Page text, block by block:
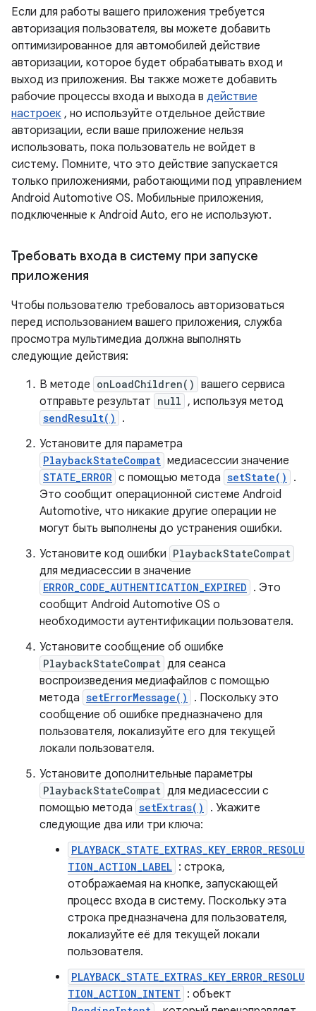
Если для работы вашего приложения требуется
авторизация пользователя, вы можете добавить
оптимизированное для автомобилей действие
авторизации, которое будет обрабатывать вход и
выход из приложения. Вы также можете добавить
рабочие процессы входа и выхода в действие
настроек , но используйте отдельное действие
авторизации, если ваше приложение нельзя
использовать, пока пользователь не войдет в
систему. Помните, что это действие запускается
только приложениями, работающими под управлением
Android Automotive OS. Мобильные приложения,
подключенные к Android Auto, его не используют.
Требовать входа в систему при запуске
приложения
Чтобы пользователю требовалось авторизоваться
перед использованием вашего приложения, служба
просмотра мультимедиа должна выполнять
следующие действия:
В методе onLoadChildren() вашего сервиса
отправьте результат null , используя метод
sendResult()
.
Установите для параметра
PlaybackStateCompat медиасессии значение
STATE_ERROR с помощью метода setState()
.
Это сообщит операционной системе Android
Automotive, что никакие другие операции не
могут быть выполнены до устранения ошибки.
Установите код ошибки PlaybackStateCompat
для медиасессии в значение
ERROR_CODE_AUTHENTICATION_EXPIRED . Это
сообщит Android Automotive OS о
необходимости аутентификации пользователя.
Установите сообщение об ошибке
PlaybackStateCompat для сеанса
воспроизведения медиафайлов с помощью
метода setErrorMessage()
. Поскольку это
сообщение об ошибке предназначено для
пользователя, локализуйте его для текущей
локали пользователя.
Установите дополнительные параметры
PlaybackStateCompat для медиасессии с
помощью метода setExtras()
. Укажите
следующие два или три ключа:
PLAYBACK_STATE_EXTRAS_KEY_ERROR_RESOLU
TION_ACTION_LABEL : строка,
отображаемая на кнопке, запускающей
процесс входа в систему. Поскольку эта
строка предназначена для пользователя,
локализуйте её для текущей локали
пользователя.
PLAYBACK_STATE_EXTRAS_KEY_ERROR_RESOLU
TION_ACTION_INTENT : объект